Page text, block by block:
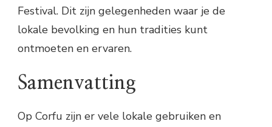
Festival. Dit zijn gelegenheden waar je de
lokale bevolking en hun tradities kunt
ontmoeten en ervaren.
Samenvatting
Op Corfu zijn er vele lokale gebruiken en